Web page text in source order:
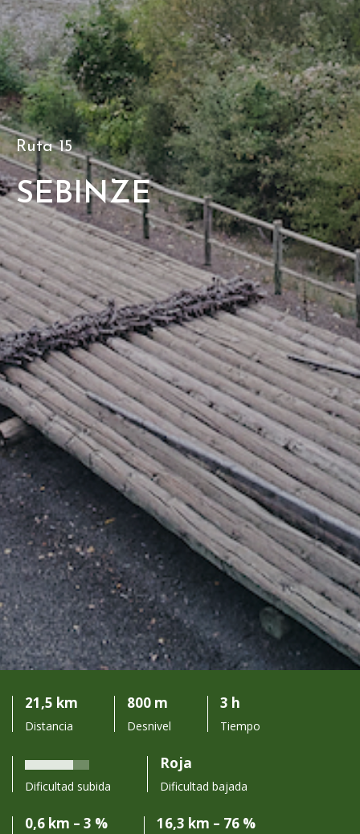
Ruta 15
SEBINZE
21,5 km
Distancia
800 m
Desnivel
3 h
Tiempo
Dificultad subida
Roja
Dificultad bajada
0,6 km – 3 % 16,3 km – 76 %